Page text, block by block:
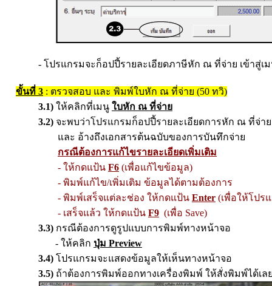
- โปรแกรมจะก็อปปี้รายละเอียดภาษีหัก ณ ที่จ่าย เข้าสู่เ
ขั้นที่ 3 : ตรวจสอบ และ พิมพ์ใบหัก ณ ที่จ่าย (50 ทวิ)
3.1) ให้คลิกที่เมนู ใบหัก ณ ที่จ่าย
3.2) จะพบว่าโปรแกรมก็อปปี้รายละเอียดการหัก ณ ที่จ่า
และ อ้างถึงเอกสารต้นฉบับของการบันทึกจ่าย
กรณีต้องการแก้ไขรายละเอียดเพิ่มเติม
- ให้กดแป้น F6 (เพื่อแก้ไขข้อมูล)
- พิมพ์แก้ไข/เพิ่มเติม ข้อมูลได้ตามต้องการ
- พิมพ์เสร็จแต่ละช่อง ให้กดแป้น Enter (เพื่อให้โปร
- เสร็จแล้ว ให้กดแป้น F9 (เพื่อ Save)
3.3) กรณีต้องการดูรูปแบบการพิมพ์ทางหน้าจอ
- ให้คลิก ปุ่ม Preview
3.4) โปรแกรมจะแสดงข้อมูลให้เห็นทางหน้าจอ
3.5) ถ้าต้องการพิมพ์ออกทางเครื่องพิมพ์ ให้สั่งพิมพ์ได้เล